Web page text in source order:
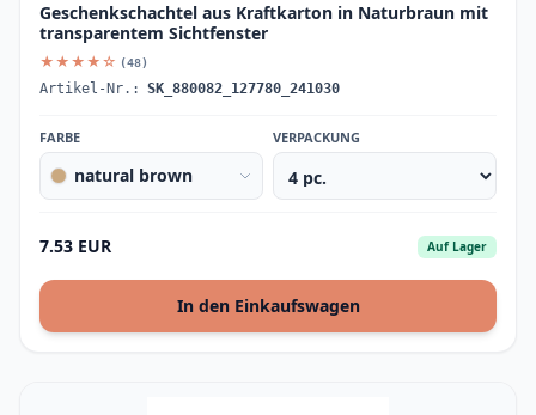
Geschenkschachtel aus Kraftkarton in Naturbraun mit
transparentem Sichtfenster
★★★★☆ (48)
Artikel-Nr.: SK_880082_127780_241030
FARBE
natural brown
VERPACKUNG
7.53 EUR Auf Lager
In den Einkaufswagen